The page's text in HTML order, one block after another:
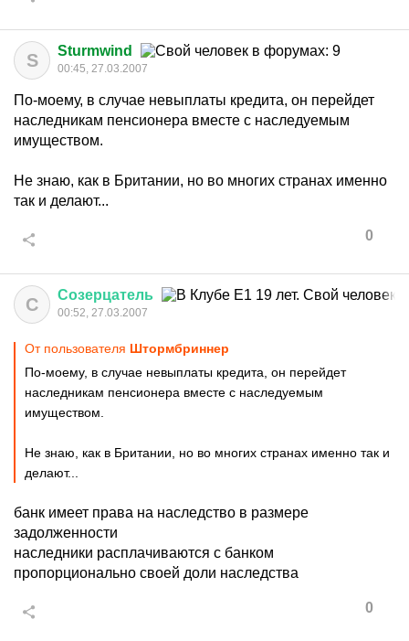
S Sturmwind
00:45, 27.03.2007
По-моему, в случае невыплаты кредита, он перейдет
наследникам пенсионера вместе с наследуемым
имуществом.
Не знаю, как в Британии, но во многих странах именно
так и делают...
0
С Созерцатель
00:52, 27.03.2007
От пользователя Штормбриннер
По-моему, в случае невыплаты кредита, он перейдет
наследникам пенсионера вместе с наследуемым
имуществом.
Не знаю, как в Британии, но во многих странах именно так и
делают...
банк имеет права на наследство в размере
задолженности
наследники расплачиваются с банком
пропорционально своей доли наследства
0